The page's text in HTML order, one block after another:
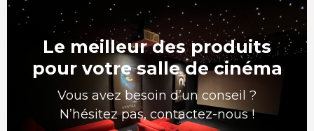
Le meilleur des produits
pour votre salle de cinéma
Vous avez besoin d’un conseil ?
N’hésitez pas, contactez-nous !